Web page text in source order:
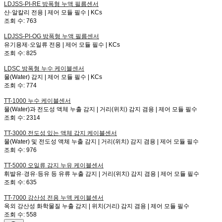
LDJSS-PI-RE 방폭형 누액 필름센서
산·알칼리 전용 | 제어 모듈 필수 | KCs
조회 수: 763
LDJSS-PI-OG 방폭형 누액 필름센서
유기용제·오일류 전용 | 제어 모듈 필수 | KCs
조회 수: 825
LDSC 방폭형 누수 케이블센서
물(Water) 감지 | 제어 모듈 필수 | KCs
조회 수: 774
TT-1000 누수 케이블센서
물(Water)과 전도성 액체 누출 감지 | 거리(위치) 감지 겸용 | 제어 모듈 필수
조회 수: 2314
TT-3000 전도성 있는 액체 감지 케이블센서
물(Water) 및 전도성 액체 누출 감지 | 거리(위치) 감지 겸용 | 제어 모듈 필수
조회 수: 976
TT-5000 오일류 감지 누유 케이블센서
휘발유·경유·등유 등 유류 누출 감지 | 거리(위치) 감지 겸용 | 제어 모듈 필수
조회 수: 635
TT-7000 강산성 전용 누액 케이블센서
옥외 강산성 화학물질 누출 감지 | 위치(거리) 감지 겸용 | 제어 모듈 필수
조회 수: 558